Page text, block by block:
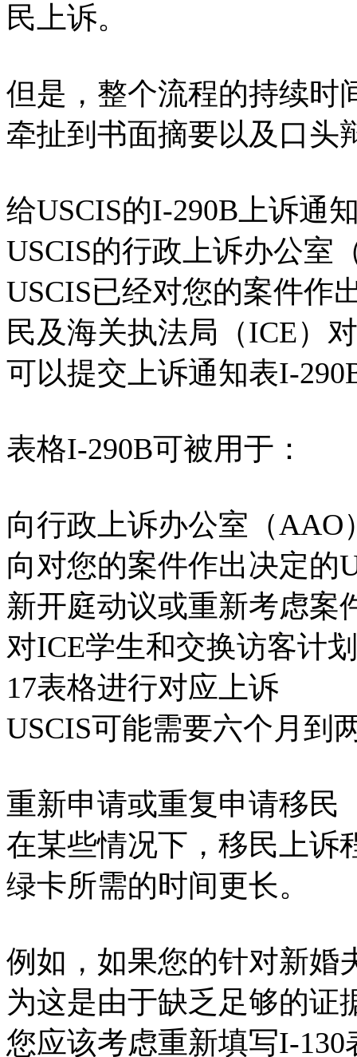
民上诉。
但是，整个流程的持续时
牵扯到书面摘要以及口头
给USCIS的I-290B上诉通
USCIS的行政上诉办公室
USCIS已经对您的案件作
民及海关执法局（ICE）
可以提交上诉通知表I-
表格I-290B可被用于：
向行政上诉办公室（AAO
向对您的案件作出决定的
新开庭动议或重新考虑案
对ICE学生和交换访客计
17表格进行对应上诉
USCIS可能需要六个月到
重新申请或重复申请移民
在某些情况下，移民上诉
绿卡所需的时间更长。
例如，如果您的针对新婚
为这是由于缺乏足够的证
您应该考虑重新填写I-